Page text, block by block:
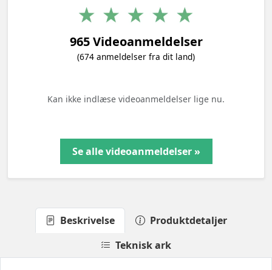
965 Videoanmeldelser
(674 anmeldelser fra dit land)
Kan ikke indlæse videoanmeldelser lige nu.
Se alle videoanmeldelser »
Beskrivelse
Produktdetaljer
Teknisk ark